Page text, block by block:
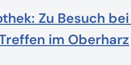
Zu Besuch
im Oberharz